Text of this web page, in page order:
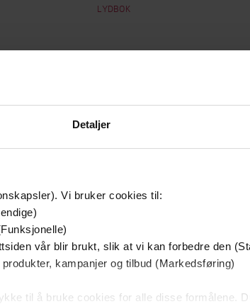
Detaljer
Vi bruker cookies til:
vår blir brukt, slik at vi kan forbedre den
kampanjer og tilbud (Markedsføring)
til å bruke cookies for alle disse formålene.
LYDBOK